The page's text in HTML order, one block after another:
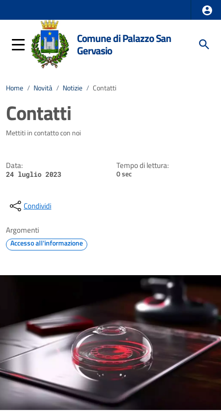
Comune di Palazzo San
Gervasio
Home / Novità / Notizie / Contatti
Contatti
Dettagli della notizia
Mettiti in contatto con noi
Data:
24 luglio 2023
Tempo di lettura:
0 sec
Condividi
Argomenti
Accesso all'informazione